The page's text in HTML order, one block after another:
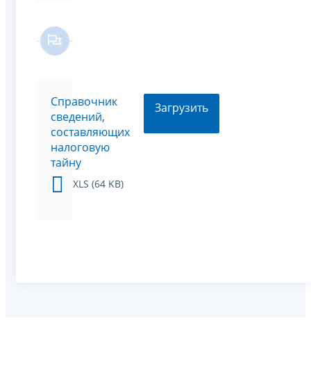
Справочник
сведений,
составляющих
налоговую
тайну
XLS (64 KB)
Загрузить